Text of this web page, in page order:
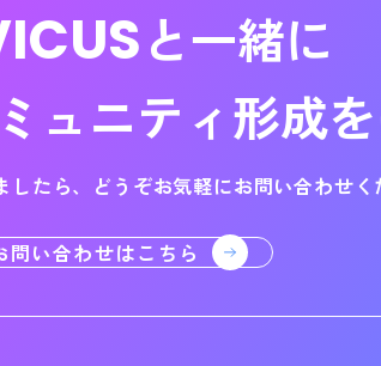
と一緒に
ュニティ形成を
たら、 どうぞお気軽にお問い合わせ
問い合わせはこちら